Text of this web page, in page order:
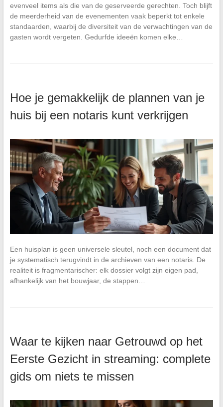
evenveel items als die van de geserveerde gerechten. Toch blijft
de meerderheid van de evenementen vaak beperkt tot enkele
standaarden, waarbij de diversiteit van de verwachtingen van de
gasten wordt vergeten. Gedurfde ideeën komen elke…
Hoe je gemakkelijk de plannen van je
huis bij een notaris kunt verkrijgen
Een huisplan is geen universele sleutel, noch een document dat
je systematisch terugvindt in de archieven van een notaris. De
realiteit is fragmentarischer: elk dossier volgt zijn eigen pad,
afhankelijk van het bouwjaar, de stappen…
Waar te kijken naar Getrouwd op het
Eerste Gezicht in streaming: complete
gids om niets te missen